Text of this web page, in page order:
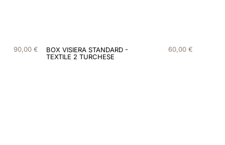
90,00 €
BOX VISIERA STANDARD -
TEXTILE 2 TURCHESE
60,00 €